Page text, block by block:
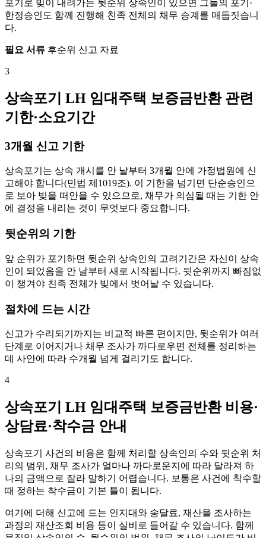
포기로 빚이 내려가는 뒷순위 상속인이 있으면 그들의 포기·
한정승인도 함께 진행해 친족 전체의 채무 승계를 매듭짓습니
다.
필요 서류 후순위 신고 자료
3
상속포기 LH 임대주택 보증금반환 관련
기한·소요기간
3개월 신고 기한
상속포기는 상속 개시를 안 날부터 3개월 안에 가정법원에 신
고해야 합니다(민법 제1019조). 이 기한을 넘기면 단순승인으
로 보아 빚을 떠안을 수 있으므로, 채무가 의심될 때는 기한 안
에 결정을 내리는 것이 무엇보다 중요합니다.
뒷순위의 기한
앞 순위가 포기하면 뒷순위 상속인의 고려기간은 자신이 상속
인이 되었음을 안 날부터 새로 시작됩니다. 뒷순위까지 빠짐없
이 챙겨야 친족 전체가 빚에서 벗어날 수 있습니다.
절차에 드는 시간
신고가 수리되기까지는 비교적 빠른 편이지만, 뒷순위가 여러
단계로 이어지거나 채무 조사가 까다로우면 전체를 정리하는
데 사안에 따라 수개월 넘게 걸리기도 합니다.
4
상속포기 LH 임대주택 보증금반환 비용·
상담료·착수금 안내
상속포기 사건의 비용은 함께 처리할 상속인의 수와 뒷순위 처
리의 범위, 채무 조사가 얼마나 까다로운지에 따라 달라져 하
나의 금액으로 잘라 말하기 어렵습니다. 보통은 사건에 착수할
때 정하는 착수금이 기본 틀이 됩니다.
여기에 더해 신고에 드는 인지대와 송달료, 재산을 조사하는
과정의 재산조회 비용 등이 실비로 들어갈 수 있습니다. 함께